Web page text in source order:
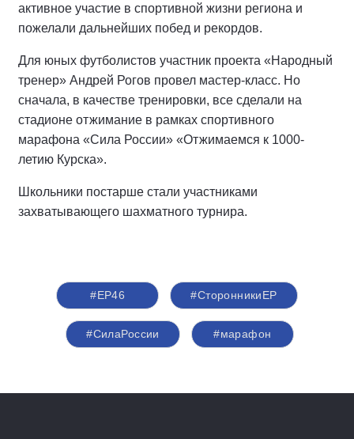
активное участие в спортивной жизни региона и
пожелали дальнейших побед и рекордов.
Для юных футболистов участник проекта «Народный
тренер» Андрей Рогов провел мастер-класс. Но
сначала, в качестве тренировки, все сделали на
стадионе отжимание в рамках спортивного
марафона «Сила России» «Отжимаемся к 1000-
летию Курска».
Школьники постарше стали участниками
захватывающего шахматного турнира.
#ЕР46 #СторонникиЕР
#СилаРоссии #марафон